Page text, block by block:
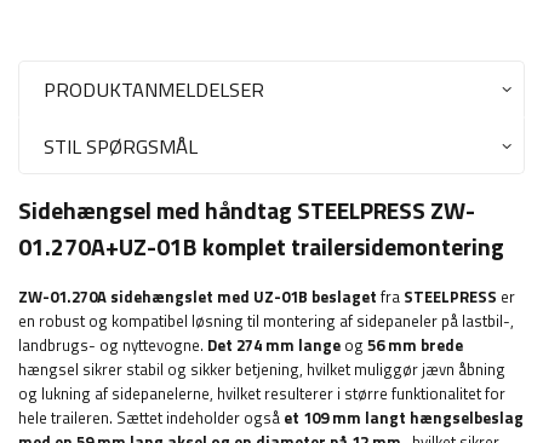
PRODUKTANMELDELSER
STIL SPØRGSMÅL
Sidehængsel med håndtag STEELPRESS ZW-
01.270A+UZ-01B komplet trailersidemontering
ZW-01.270A sidehængslet med UZ-01B beslaget fra STEELPRESS er
en robust og kompatibel løsning til montering af sidepaneler på lastbil-,
landbrugs- og nyttevogne. Det 274 mm lange og 56 mm brede
hængsel sikrer stabil og sikker betjening, hvilket muliggør jævn åbning
og lukning af sidepanelerne, hvilket resulterer i større funktionalitet for
hele traileren. Sættet indeholder også et 109 mm langt hængselbeslag